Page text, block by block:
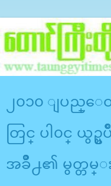
၂၀၁၀ ျပည္ေ
တြင္ ပါ၀င္ ယွ
အခ်ိဳ႕၏ မွတ္တမ္း